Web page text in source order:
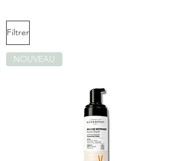
Filtrer
NOUVEAU